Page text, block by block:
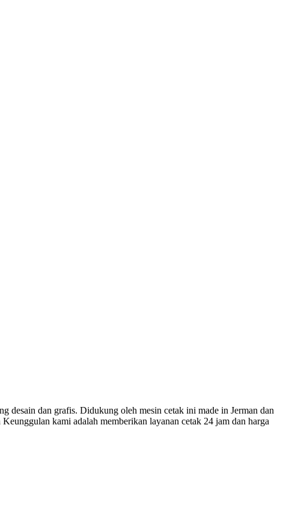
desain dan grafis. Didukung oleh mesin cetak ini made in Jerman dan
kami adalah memberikan layanan cetak 24 jam dan harga